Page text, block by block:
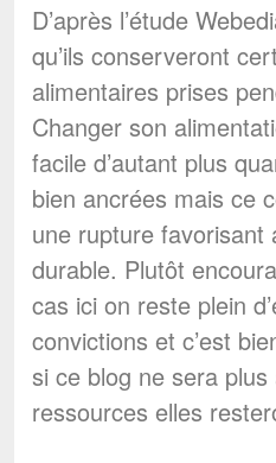
D’après l’étude
qu’ils conserveront
alimentaires prises
Changer son
facile d’autant plus
bien ancrées mais ce
une rupture favorisant
durable. Plutôt
cas ici on reste plein
convictions et c’est
si ce blog ne sera
ressources elles